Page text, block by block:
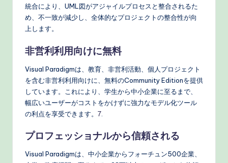
統合により、UML図がアジャイルプロセスと整合されるた
め、不一致が減少し、全体的なプロジェクトの整合性が向
上します。
非営利利用向けに無料
Visual Paradigmは、教育、非営利活動、個人プロジェクト
を含む非営利利用向けに、無料のCommunity Editionを提供
しています。これにより、学生から中小企業に至るまで、
幅広いユーザーがコストをかけずに強力なモデル化ツール
の利点を享受できます。 7
プロフェッショナルから信頼される
Visual Paradigmは、中小企業からフォーチュン500企業、